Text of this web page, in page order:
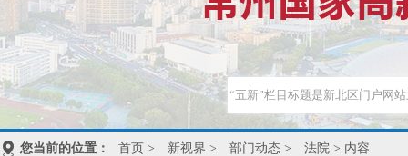
您当前的位置： 首页 > 新视界 > 部门动态 > 法院 > 内容